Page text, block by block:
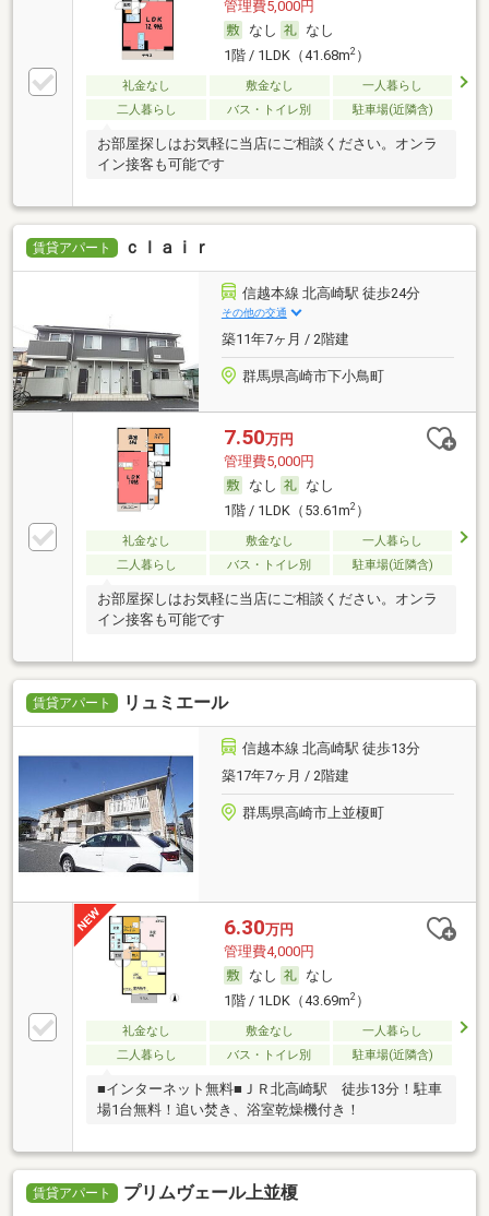
管理費5,000円
なし
なし
1階 / 1LDK（41.68m2）
礼金なし 敷金なし
一人暮らし
二人暮らし
バス・トイレ別 駐車場(近隣含)
お部屋探しはお気軽に当店にご相談ください。オンラ
イン接客も可能です
賃貸アパート ｃｌａｉｒ
信越本線 北高崎駅 徒歩24分
その他の交通
築11年7ヶ月 / 2階建
群馬県高崎市下小鳥町
7.50万円
管理費5,000円
なし
なし
1階 / 1LDK（53.61m2）
礼金なし 敷金なし
一人暮らし
二人暮らし
バス・トイレ別 駐車場(近隣含)
お部屋探しはお気軽に当店にご相談ください。オンラ
イン接客も可能です
賃貸アパート リュミエール
信越本線 北高崎駅 徒歩13分
築17年7ヶ月 / 2階建
群馬県高崎市上並榎町
6.30万円
管理費4,000円
なし
なし
1階 / 1LDK（43.69m2）
礼金なし 敷金なし
一人暮らし
二人暮らし
バス・トイレ別 駐車場(近隣含)
■インターネット無料■ＪＲ北高崎駅 徒歩13分！駐車
場1台無料！追い焚き、浴室乾燥機付き！
賃貸アパート プリムヴェール上並榎